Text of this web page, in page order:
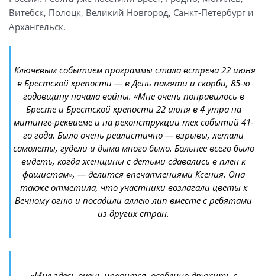
Витебск, Полоцк, Великий Новгород, Санкт-Петербург и
Архангельск.
Ключевым событием программы стала встреча 22 июня
в Брестской крепости — в День памяти и скорби, 85-ю
годовщину начала войны. «Мне очень понравилось в
Бресте и Брестской крепости 22 июня в 4 утра на
митинге-реквиеме и на реконструкции тех событий 41-
го года. Было очень реалистично — взрывы, летали
самолеты, гудели и дыма много было. Больнее всего было
видеть, когда женщины с детьми сдавались в плен к
фашистам», — делится впечатлениями Ксения. Она
также отметила, что участники возлагали цветы к
Вечному огню и посадили аллею лип вместе с ребятами
из других стран.